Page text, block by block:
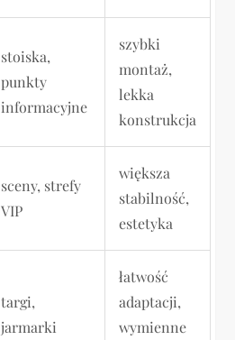
stoiska,
punkty
informacyjne
szybki
montaż,
lekka
konstrukcja
sceny, strefy
VIP
większa
stabilność,
estetyka
targi,
jarmarki
łatwość
adaptacji,
wymienne